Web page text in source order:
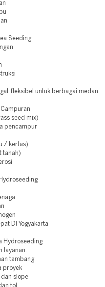
Seeding
fleksibel untuk berbagai medan.
seed mix)
pencampur
/ kertas)
tanah)
DI Yogyakarta
Hydroseeding
layanan:
tambang
proyek
dan slope
tol